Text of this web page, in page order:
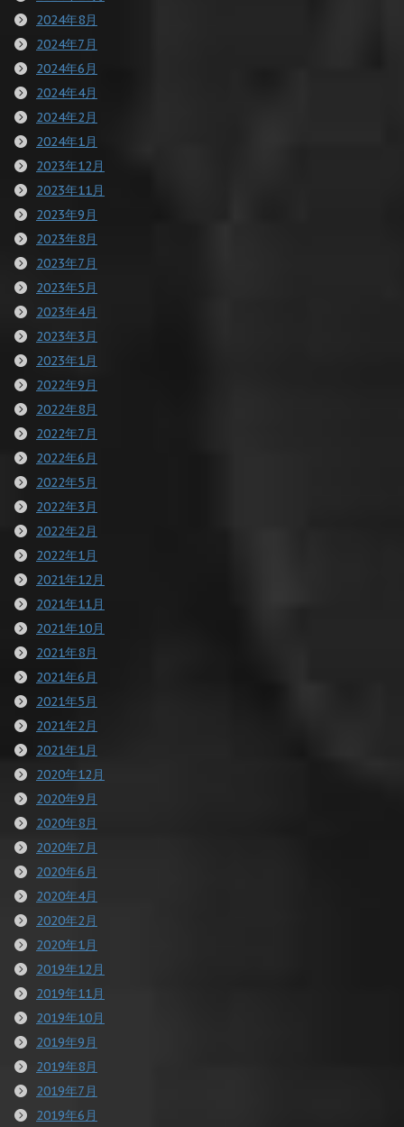
2024年8月
2024年7月
2024年6月
2024年4月
2024年2月
2024年1月
2023年12月
2023年11月
2023年9月
2023年8月
2023年7月
2023年5月
2023年4月
2023年3月
2023年1月
2022年9月
2022年8月
2022年7月
2022年6月
2022年5月
2022年3月
2022年2月
2022年1月
2021年12月
2021年11月
2021年10月
2021年8月
2021年6月
2021年5月
2021年2月
2021年1月
2020年12月
2020年9月
2020年8月
2020年7月
2020年6月
2020年4月
2020年2月
2020年1月
2019年12月
2019年11月
2019年10月
2019年9月
2019年8月
2019年7月
2019年6月